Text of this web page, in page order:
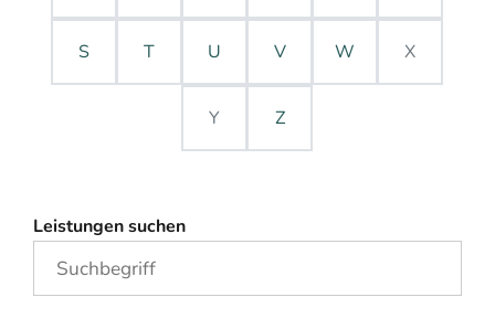
S T U V W X
Y Z
Leistungen suchen